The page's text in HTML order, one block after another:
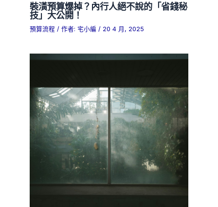
裝潢預算爆掉？內行人絕不說的「省錢秘
技」大公開！
預算流程 / 作者: 宅小編/ 20 4 月, 2025